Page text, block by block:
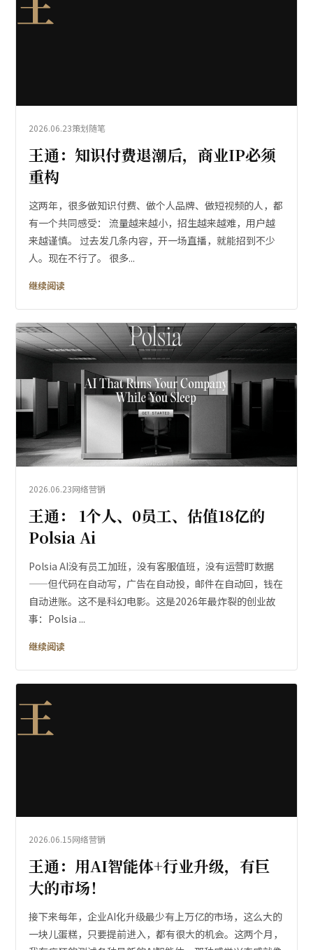
2026.06.23策划随笔
王通：知识付费退潮后，商业IP必须
重构
这两年，很多做知识付费、做个人品牌、做短视频的人，都
有一个共同感受： 流量越来越小，招生越来越难，用户越
来越谨慎。 过去发几条内容，开一场直播，就能招到不少
人。现在不行了。 很多...
继续阅读
2026.06.23网络营销
王通： 1个人、0员工、估值18亿的
Polsia Ai
Polsia AI没有员工加班，没有客服值班，没有运营盯数据
——但代码在自动写，广告在自动投，邮件在自动回，钱在
自动进账。这不是科幻电影。这是2026年最炸裂的创业故
事：Polsia ...
继续阅读
王
2026.06.15网络营销
王通：用AI智能体+行业升级，有巨
大的市场！
接下来每年，企业AI化升级最少有上万亿的市场，这么大的
一块儿蛋糕，只要提前进入，都有很大的机会。这两个月，